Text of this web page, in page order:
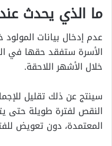
ما الذي يحدث
عدم إدخال بيانات
الأسرة ستفقد حقها في
خلال الأشهر اللاحقة.
سينتج عن ذلك تقليل
النقص لفترة طويلة حتى
المعتمدة، دون تعويض